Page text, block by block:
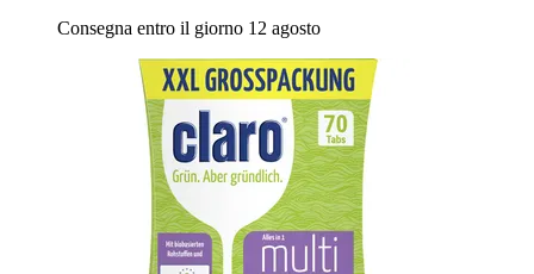
Consegna entro il giorno 12 agosto